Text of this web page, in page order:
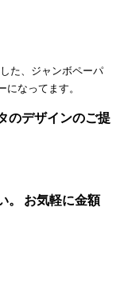
た、ジャンボペーパ
なってます。
のデザインのご提
。 お気軽に金額